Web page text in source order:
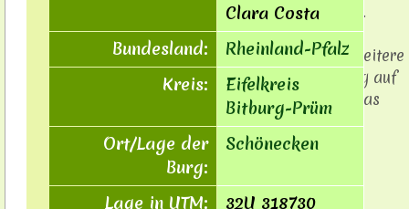
Clara Costa
Bundesland:
Rheinland-Pfalz
Kreis:
Eifelkreis
Bitburg-Prüm
Ort/Lage der
Burg:
Schönecken
Lage in UTM: 32U 318730
Werbebanner schalten.
Interessiert?
Fordern Sie unverbindlich weitere
Informationen zur Werbung auf
"Burgen der Eifel" über das
Kontaktformularan.